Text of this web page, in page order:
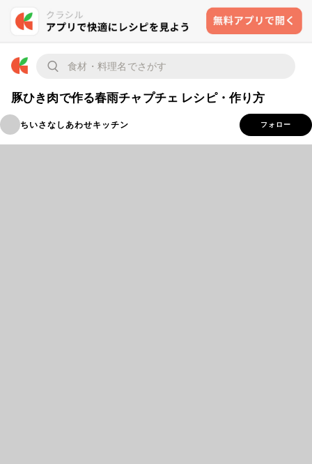
豚ひき肉で作る春雨チャプチェ レシピ・作り方
ちいさなしあわせキッチン フォロー